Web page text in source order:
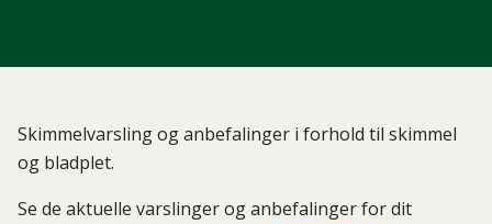
Skimmelvarsling og anbefalinger i forhold til skimmel
og bladplet.
Se de aktuelle varslinger og anbefalinger for dit